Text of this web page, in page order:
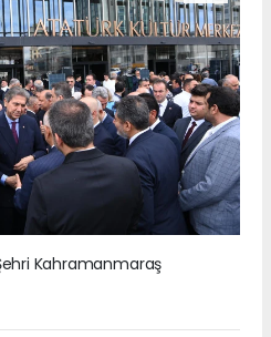
Kahramanmaraş